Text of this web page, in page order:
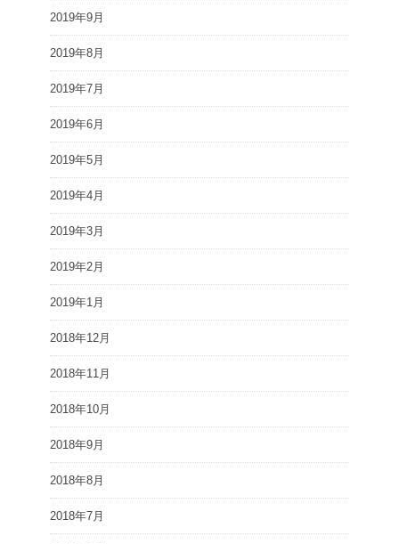
2019年9月
2019年8月
2019年7月
2019年6月
2019年5月
2019年4月
2019年3月
2019年2月
2019年1月
2018年12月
2018年11月
2018年10月
2018年9月
2018年8月
2018年7月